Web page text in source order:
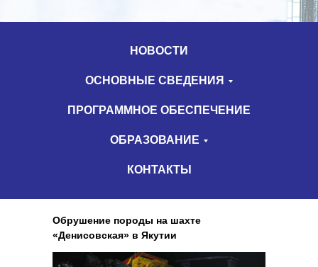
НОВОСТИ
ОСНОВНЫЕ СВЕДЕНИЯ
ПРОГРАММНОЕ ОБЕСПЕЧЕНИЕ
ОБРАЗОВАНИЕ
КОНТАКТЫ
Обрушение породы на шахте
«Денисовская» в Якутии